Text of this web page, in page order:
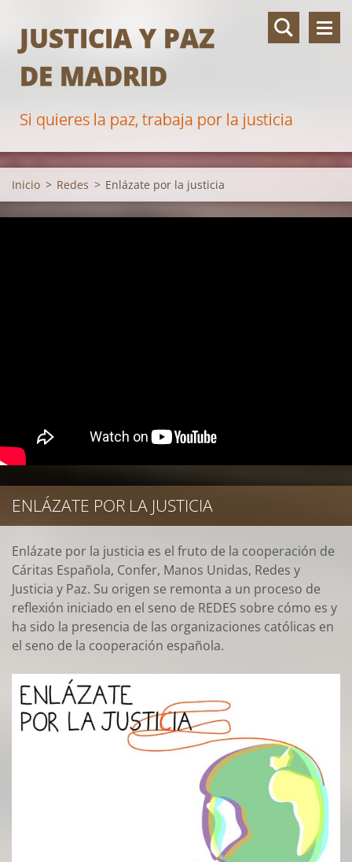
JUSTICIA Y PAZ
DE MADRID
Si quieres la paz, trabaja por la justicia
Inicio > Redes > Enlázate por la justicia
ENLÁZATE POR LA JUSTICIA
Enlázate por la justicia es el fruto de la cooperación de
Cáritas Española, Confer, Manos Unidas, Redes y
Justicia y Paz. Su origen se remonta a un proceso de
reflexión iniciado en el seno de REDES sobre cómo es y
ha sido la presencia de las organizaciones católicas en
el seno de la cooperación española.